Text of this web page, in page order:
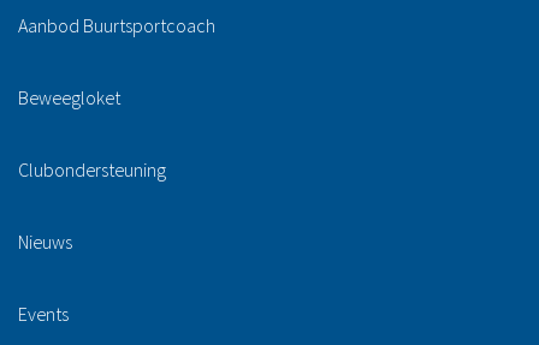
Aanbod Buurtsportcoach
Beweegloket
Clubondersteuning
Nieuws
Events